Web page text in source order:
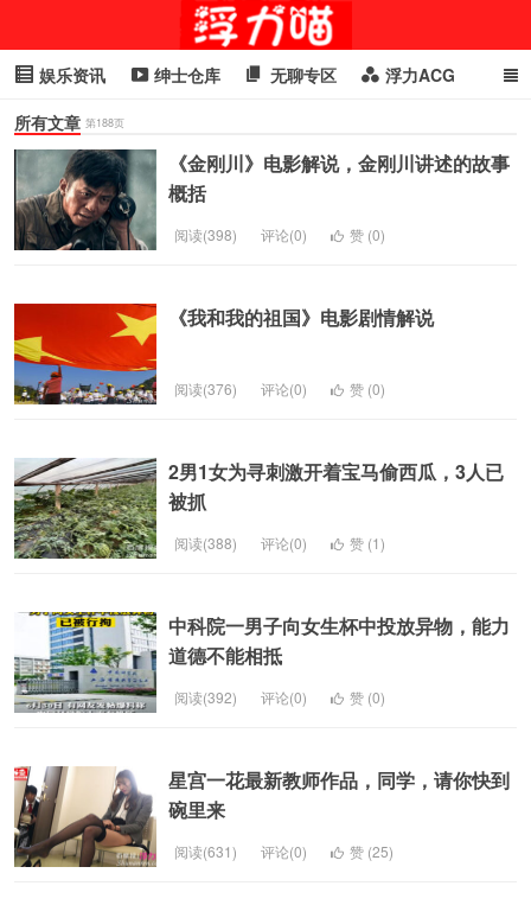
娱乐资讯 绅士仓库 无聊专区 浮力ACG
浮力GIF 明星头条
cosplay
所有文章 第188页
《金刚川》电影解说，金刚川讲述的故事
概括
阅读(398) 评论(0) 赞 (0)
《我和我的祖国》电影剧情解说
阅读(376) 评论(0) 赞 (0)
2男1女为寻刺激开着宝马偷西瓜，3人已
被抓
阅读(388) 评论(0) 赞 (1)
中科院一男子向女生杯中投放异物，能力
道德不能相抵
阅读(392) 评论(0) 赞 (0)
星宫一花最新教师作品，同学，请你快到
碗里来
阅读(631) 评论(0) 赞 (25)